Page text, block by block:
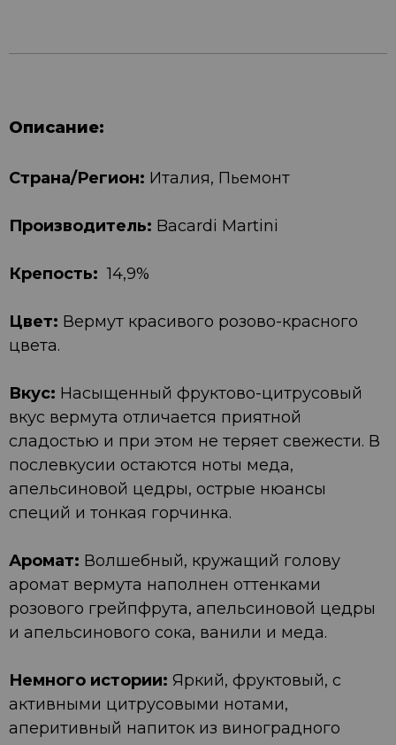
Описание:
Страна/Регион: Италия, Пьемонт
Производитель: Bacardi Martini
Крепость: 14,9%
Цвет: Вермут красивого розово-красного
цвета.
Вкус: Насыщенный фруктово-цитрусовый
вкус вермута отличается приятной
сладостью и при этом не теряет свежести. В
послевкусии остаются ноты меда,
апельсиновой цедры, острые нюансы
специй и тонкая горчинка.
Аромат: Волшебный, кружащий голову
аромат вермута наполнен оттенками
розового грейпфрута, апельсиновой цедры
и апельсинового сока, ванили и меда.
Немного истории: Яркий, фруктовый, с
активными цитрусовыми нотами,
аперитивный напиток из виноградного